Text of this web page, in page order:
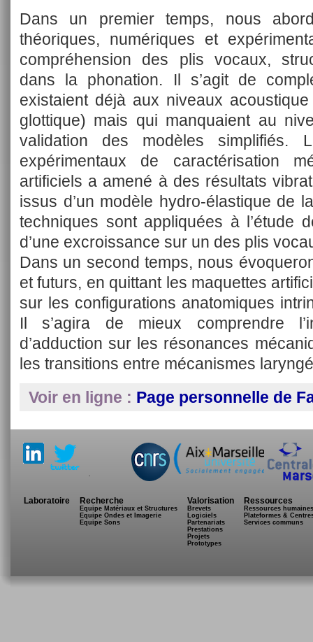
Dans un premier temps, nous
théoriques, numériques et
compréhension des plis vocaux,
dans la phonation. Il s’agit de
existaient déjà aux niveaux
glottique) mais qui manquaient au
validation des modèles simplifiés.
expérimentaux de caractérisation
artificiels a amené à des résultats
issus d’un modèle hydro-élastique de
techniques sont appliquées à l’étude
d’une excroissance sur un des plis
Dans un second temps, nous
et futurs, en quittant les maquettes
sur les configurations anatomiques
Il s’agira de mieux comprendre
d’adduction sur les résonances
les transitions entre mécanismes
Voir en ligne : Page personnelle de
.
Laboratoire Recherche
Equipe Matériaux et Structures
Equipe Ondes et Imagerie
Equipe Sons
Valorisation
Brevets
Logiciels
Partenariats
Prestations
Projets
Prototypes
Ressources
Ressources humaines
Plateformes &
Services communs